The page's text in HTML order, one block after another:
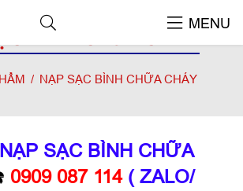
MENU
BÌNH CHỮA CHÁY
NẠP SẠC BÌNH CHỮA CHÁY
NẠP SẠC BÌNH CHỮA
0909 087 114( ZALO/